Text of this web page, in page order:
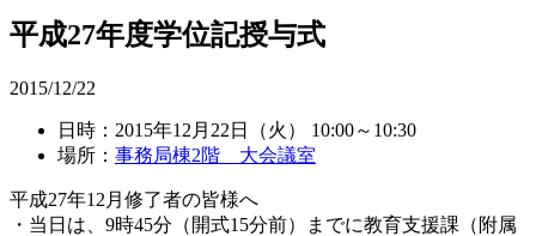
平成27年度学位記授与式
2015/12/22
日時：2015年12月22日（火） 10:00～10:30
場所： 事務局棟2階 大会議室
平成27年12月修了者の皆様へ
・当日は、9時45分（開式15分前）までに教育支援課（附属